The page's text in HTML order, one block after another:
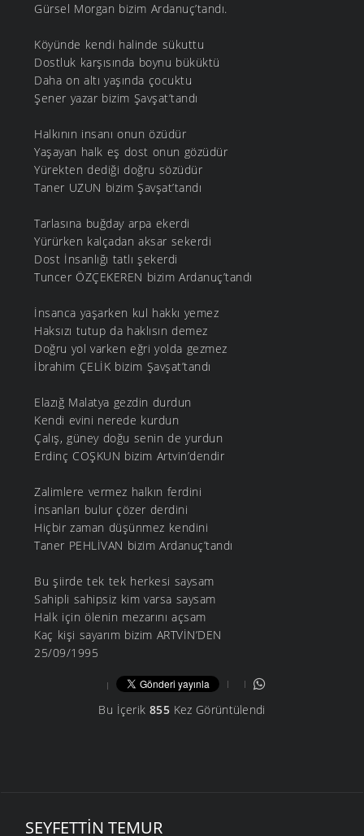
Gürsel Morgan bizim Ardanuç’tandı.
Köyünde kendi halinde sükuttu
Dostluk karşısında boynu büküktü
Daha on altı yaşında çocuktu
Şener yazar bizim Şavşat’tandı
Halkının insanı onun özüdür
Yaşayan halk eş dost onun gözüdür
Yürekten dediği doğru sözüdür
Taner UZUN bizim Şavşat’tandı
Tarlasına buğday arpa ekerdi
Yürürken kalçadan aksar sekerdi
Dost İnsanlığı tatlı şekerdi
Tuncer ÖZÇEKEREN bizim Ardanuç’tandı
İnsanca yaşarken kul hakkı yemez
Haksızı tutup da haklısın demez
Doğru yol varken eğri yolda gezmez
İbrahim ÇELİK bizim Şavşat’tandı
Elazığ Malatya gezdin durdun
Kendi evini nerede kurdun
Çalış, güney doğu senin de yurdun
Erdinç COŞKUN bizim Artvin’dendir
Zalimlere vermez halkın ferdini
İnsanları bulur çözer derdini
Hiçbir zaman düşünmez kendini
Taner PEHLİVAN bizim Ardanuç’tandı
Bu şiirde tek tek herkesi saysam
Sahipli sahipsiz kim varsa saysam
Halk için ölenin mezarını açsam
Kaç kişi sayarım bizim ARTVİN’DEN
25/09/1995
Bu İçerik 855Kez Görüntülendi
SEYFETTIN TEMUR